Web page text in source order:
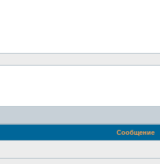
Сообщение